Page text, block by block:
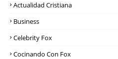
Actualidad Cristiana
Business
Celebrity Fox
Cocinando Con Fox